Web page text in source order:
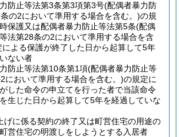
防止等法第3条第3項第3号(配偶者暴力防
の2において準用する場合を含む。)の規
保護又は配偶者暴力防止等法第5条(配偶
法第28条の2において準用する場合を含
による保護が終了した日から起算して5年
ない者
防止等法第10条第1項(配偶者暴力防止等
において準用する場合を含む。)の規定に
した命令の申立てを行った者で当該命令
生じた日から起算して5年を経過していな
げに係る契約の終了又は町営住宅の用途の
営住宅の明渡しをしようとする入居者